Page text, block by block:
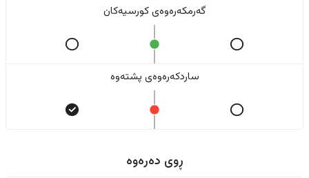
گەرمکەرەوەی کورسیەکان
ساردکەرەوەی پشتەوە
ڕوی دەرەوە